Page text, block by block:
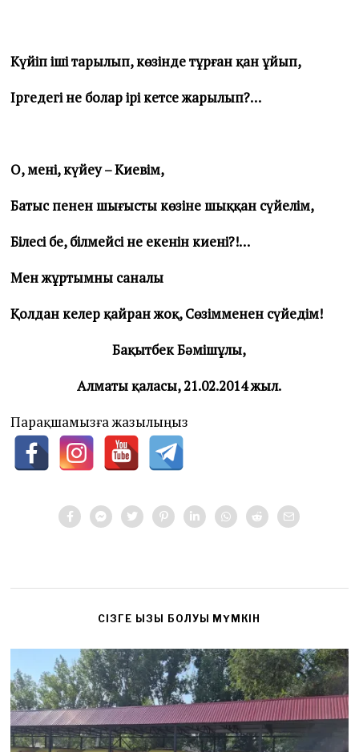
Күйіп іші тарылып, көзінде тұрған қан ұйып,
Іргедегі не болар ірің кетсе жарылып?…
О, менің, күйеу – Киевім,
Батыс пенен шығыстың көзіне шыққан сүйелім,
Білесің бе, білмейсің не екенін киенің?!…
Мен жұртымның саналы
Қолдан келер қайран жоқ, Сөзімменен сүйедім!
Бақытбек Бәмішұлы,
Алматы қаласы, 21.02.2014 жыл.
Парақшамызға жазылыңыз
CІЗГЕ ҚЫЗЫҚ БОЛУЫ МҮМКІН